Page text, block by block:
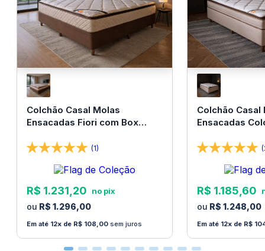
Colchão Casal Molas
Ensacadas Fiori com Box
(1)
R$ 1.231 20
R$ 1.296,00
12 R$ 108 00sem juros
Colchão Casal
Ensacadas
R$ 1.185 60
R$ 1.248,00
12 R$